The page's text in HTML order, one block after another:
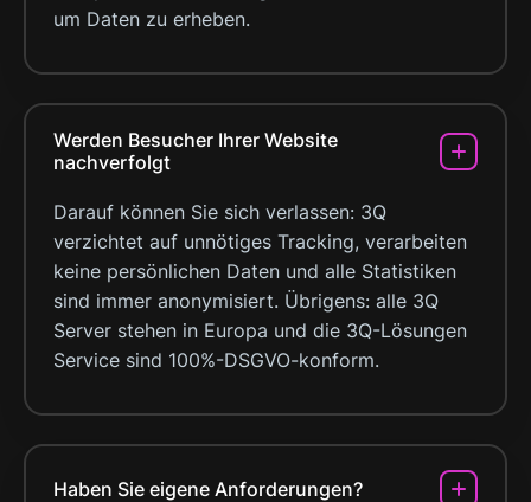
um Daten zu erheben.
Werden Besucher Ihrer Website
nachverfolgt
Darauf können Sie sich verlassen: 3Q
verzichtet auf unnötiges Tracking, verarbeiten
keine persönlichen Daten und alle Statistiken
sind immer anonymisiert. Übrigens: alle 3Q
Server stehen in Europa und die 3Q-Lösungen
Service sind 100%-DSGVO-konform.
Haben Sie eigene Anforderungen?